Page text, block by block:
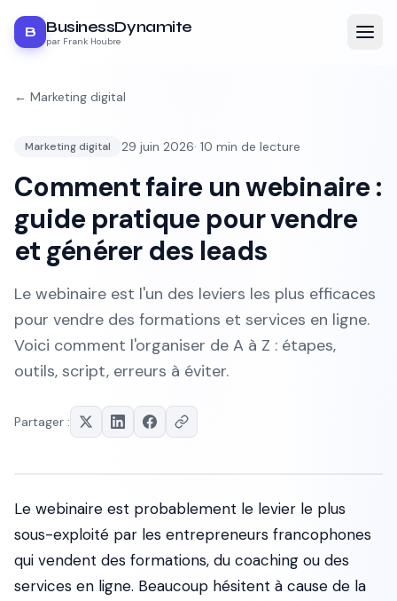
B BusinessDynamite
par Frank Houbre
← Marketing digital
Marketing digital 29 juin 2026· 10 min de lecture
Comment faire un webinaire :
guide pratique pour vendre
et générer des leads
Le webinaire est l'un des leviers les plus efficaces
pour vendre des formations et services en ligne.
Voici comment l'organiser de A à Z : étapes,
outils, script, erreurs à éviter.
Partager :
Le webinaire est probablement le levier le plus
sous-exploité par les entrepreneurs francophones
qui vendent des formations, du coaching ou des
services en ligne. Beaucoup hésitent à cause de la